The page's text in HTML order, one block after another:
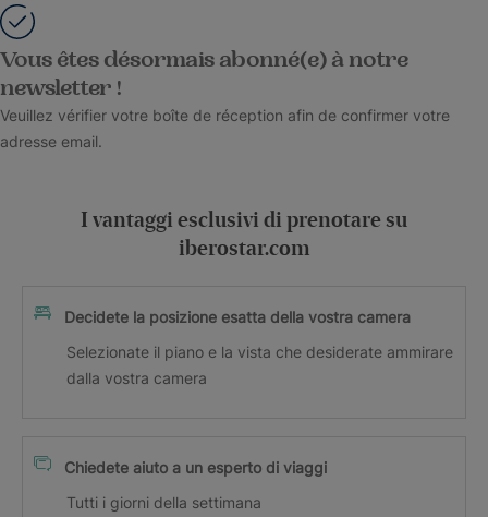
Vous êtes désormais abonné(e) à notre
newsletter !
Veuillez vérifier votre boîte de réception afin de confirmer votre
adresse email.
I vantaggi esclusivi di prenotare su
iberostar.com
Decidete la posizione esatta della vostra camera
Selezionate il piano e la vista che desiderate ammirare
dalla vostra camera
Chiedete aiuto a un esperto di viaggi
Tutti i giorni della settimana